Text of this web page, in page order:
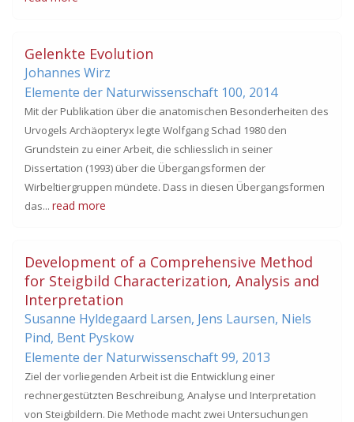
Gelenkte Evolution
Johannes Wirz
Elemente der Naturwissenschaft 100, 2014
Mit der Publikation über die anatomischen Besonderheiten des
Urvogels Archäopteryx legte Wolfgang Schad 1980 den
Grundstein zu einer Arbeit, die schliesslich in seiner
Dissertation (1993) über die Übergangsformen der
Wirbeltiergruppen mündete. Dass in diesen Übergangsformen
das... read more
Development of a Comprehensive Method
for Steigbild Characterization, Analysis and
Interpretation
Susanne Hyldegaard Larsen, Jens Laursen, Niels
Pind, Bent Pyskow
Elemente der Naturwissenschaft 99, 2013
Ziel der vorliegenden Arbeit ist die Entwicklung einer
rechnergestützten Beschreibung, Analyse und Interpretation
von Steigbildern. Die Methode macht zwei Untersuchungen